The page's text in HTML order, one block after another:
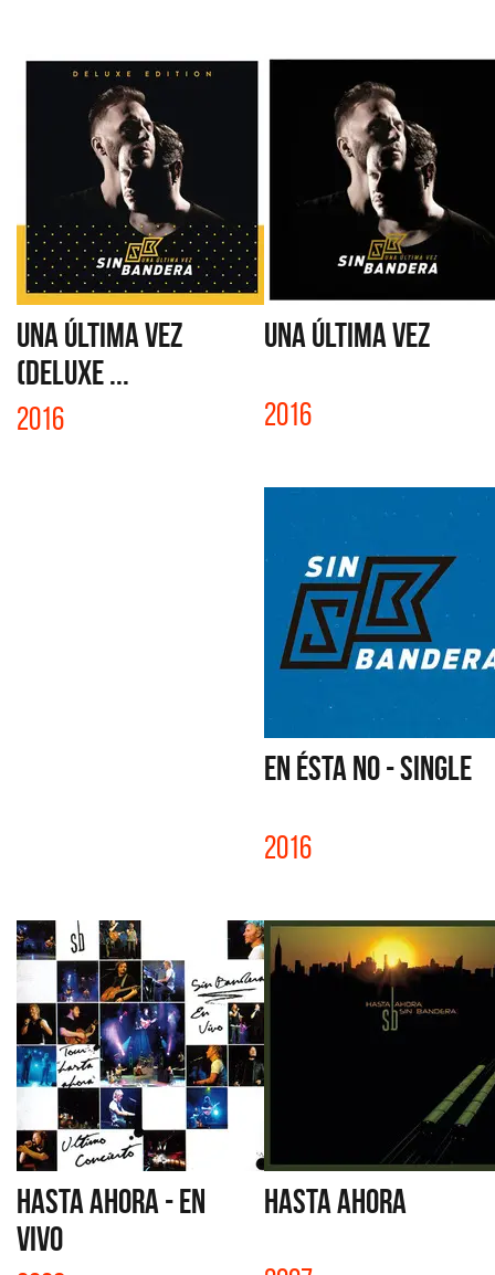
UNA ÚLTIMA VEZ
(DELUXE ...
2016
UNA ÚLTIMA VEZ
2016
EN ÉSTA NO - SINGLE
2016
HASTA AHORA - EN
VIVO
HASTA AHORA